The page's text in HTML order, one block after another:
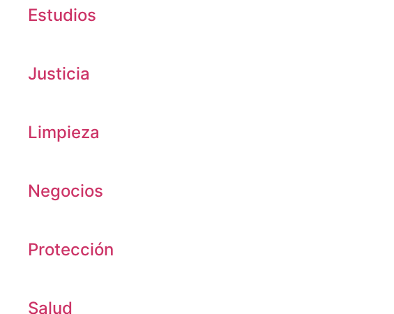
Estudios
Justicia
Limpieza
Negocios
Protección
Salud